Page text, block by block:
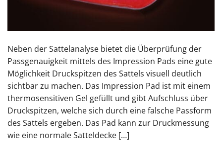
Neben der Sattelanalyse bietet die Überprüfung der
Passgenauigkeit mittels des Impression Pads eine gute
Möglichkeit Druckspitzen des Sattels visuell deutlich
sichtbar zu machen. Das Impression Pad ist mit einem
thermosensitiven Gel gefüllt und gibt Aufschluss über
Druckspitzen, welche sich durch eine falsche Passform
des Sattels ergeben. Das Pad kann zur Druckmessung
wie eine normale Satteldecke […]